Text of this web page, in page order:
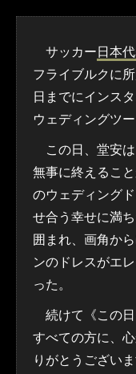
サッカー 日本
フライブルクに
日までにインス
ウェディングツ
この日、堂安は
無事に終えるこ
のウェディング
せ合う幸せに満
囲まれ、画角か
ンのドレスがエ
った。
続けて《この日
すべての方に、
りがとうござい